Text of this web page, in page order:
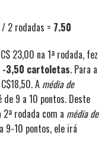
2 rodadas = 7.50
23,00 na 1ª rodada, fez
-3,50 cartoletas. Para a
A média de
9 a 10 pontos. Deste
rodada com a média de
9-10 pontos, ele irá